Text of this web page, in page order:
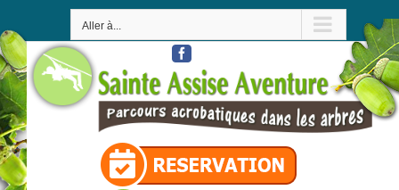
contenu
Aller à...
Facebook